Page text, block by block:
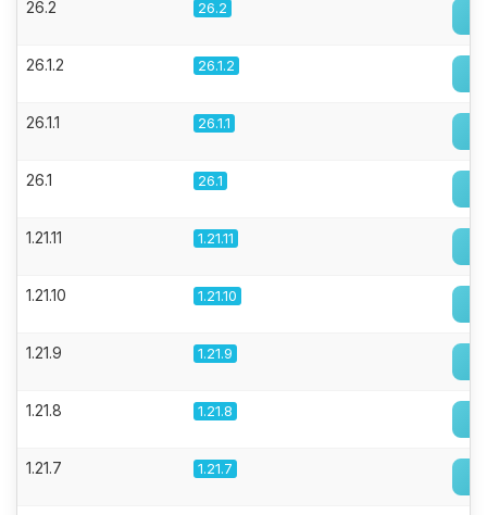
26.2 26.2
26.1.2 26.1.2
26.1.1 26.1.1
26.1 26.1
1.21.11 1.21.11
1.21.10 1.21.10
1.21.9 1.21.9
1.21.8 1.21.8
1.21.7 1.21.7